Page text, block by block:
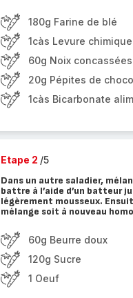
180g Farine de blé
1càs Levure chimique
60g Noix concassées
20g Pépites de
1càs Bicarbonate
Etape 2 /5
Dans un autre saladier,
battre à l’aide d’un batteur
légèrement mousseux.
mélange soit à nouveau
60g Beurre doux
120g Sucre
1 Oeuf